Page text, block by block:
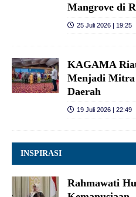
Mangrove di
25 Juli 2026 | 19:25
KAGAMA
Menjadi Mitra
Daerah
19 Juli 2026 | 22:49
INSPIRASI
Rahmawati